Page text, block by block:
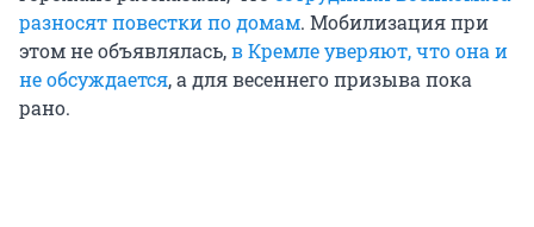
разносят повестки по домам. Мобилизация при
этом не объявлялась,в Кремле уверяют, что она и
не обсуждается, а для весеннего призыва пока
рано.